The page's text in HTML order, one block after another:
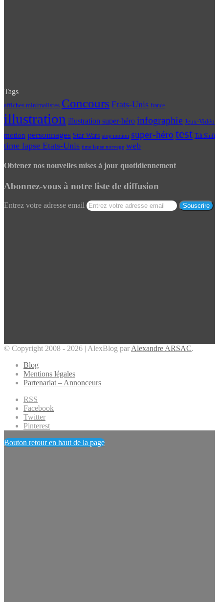
Tags
affiches minimalistes Concours Etats-Unis france
illustration illustration super-héro infographie Jeux-Vidéo
motion personnages Star Wars stop motion super-hérotest Tilt Shift
time lapse Etats-Unis time lapse norvege web
Obtenez nos nouvelles mises à jour quotidiennement
Abonnez-vous à notre liste de diffusion
Entrez votre adresse email
© Copyright 2008 - 2026 | AlexBlog par Alexandre ARSAC.
Blog
Mentions légales
Partenariat – Annonceurs
RSS
Facebook
Twitter
Pinterest
Bouton retour en haut de la page